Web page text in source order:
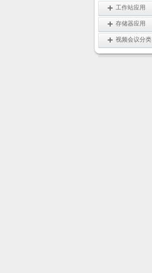
工作站应用
存储器应用
视频会议分类